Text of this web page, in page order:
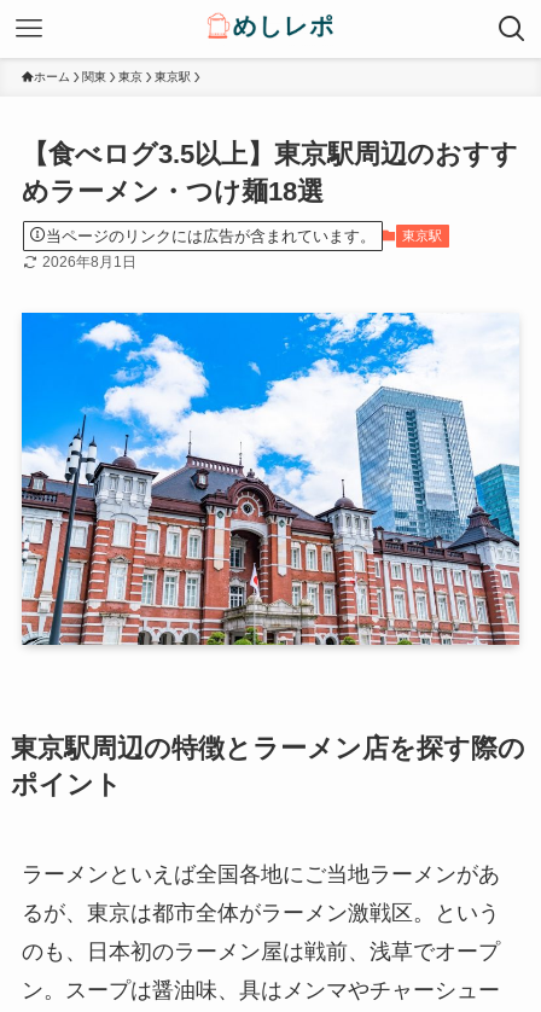
ホーム 関東 東京 東京駅
【食べログ3.5以上】東京駅周辺のおすす
めラーメン・つけ麺18選
当ページのリンクには広告が含まれています。 東京駅
2026年8月1日
東京駅周辺の特徴とラーメン店を探す際の
ポイント
ラーメンといえば全国各地にご当地ラーメンがあ
るが、東京は都市全体がラーメン激戦区。という
のも、日本初のラーメン屋は戦前、浅草でオープ
ン。スープは醤油味、具はメンマやチャーシュー